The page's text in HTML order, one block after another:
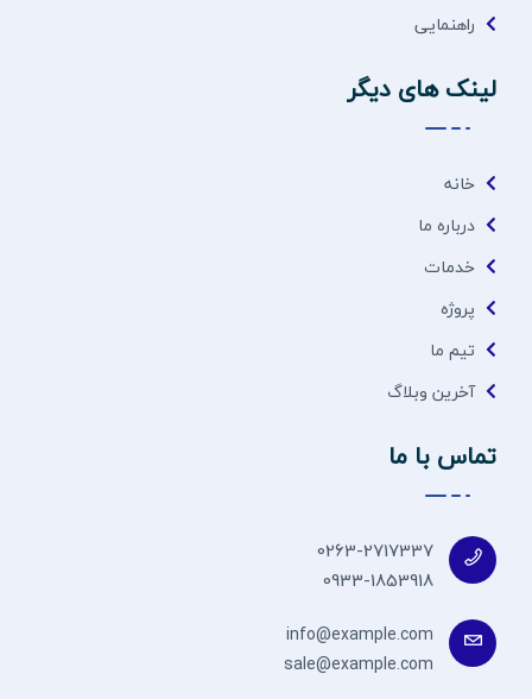
راهنمایی
لینک های دیگر
خانه
درباره ما
خدمات
پروژه
تیم ما
آخرین وبلاگ
تماس با ما
0263-2717337
0933-1853918
info@example.com
sale@example.com